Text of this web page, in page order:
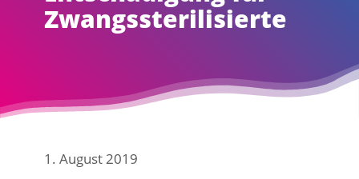
Zwangssterilisierte
1. August 2019